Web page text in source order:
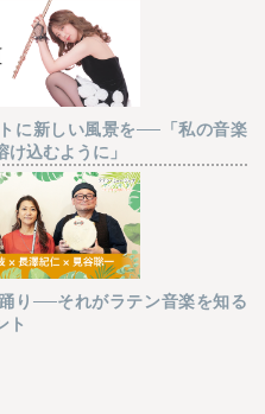
に新しい風景を──「私の音楽
け込むように」
り──それがラテン音楽を知る
ト